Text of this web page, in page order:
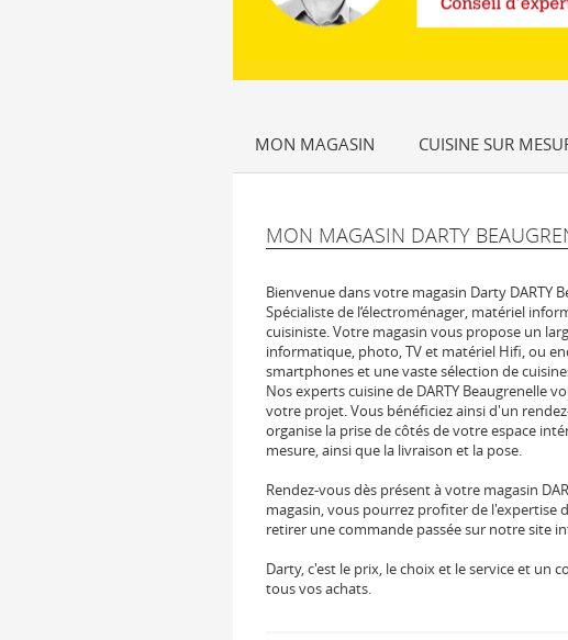
MON MAGASIN CUISINE SUR
MON MAGASIN DARTY
Bienvenue dans votre magasin Darty DARTY
Spécialiste de l‘électroménager, matériel
cuisiniste. Votre magasin vous propose un
informatique, photo, TV et matériel Hifi, ou
smartphones et une vaste sélection de
Nos experts cuisine de DARTY Beaugrenelle
votre projet. Vous bénéficiez ainsi d'un
organise la prise de côtés de votre espace
mesure, ainsi que la livraison et la pose.
Rendez-vous dès présent à votre magasin
magasin, vous pourrez profiter de l'expertise
retirer une commande passée sur notre site
Darty, c'est le prix, le choix et le service et un
tous vos achats.